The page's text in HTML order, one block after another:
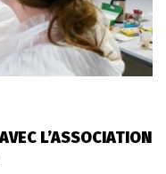
L’ASSOCIATION